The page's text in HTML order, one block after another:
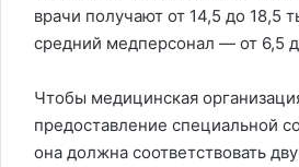
врачи получают от 14,5 до 18,5
средний медперсонал — от 6,5
Чтобы медицинская
предоставление специальной
она должна соответствовать